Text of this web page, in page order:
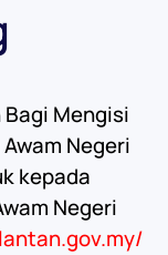
Mengisi
Negeri
kepada
Negeri